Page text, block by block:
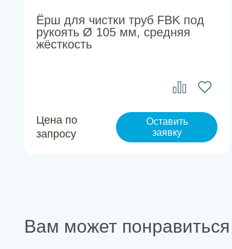
Ёрш для чистки труб FBK под
рукоять Ø 105 мм, средняя
жёсткость
Цена по
запросу
Оставить
заявку
Вам может понравиться